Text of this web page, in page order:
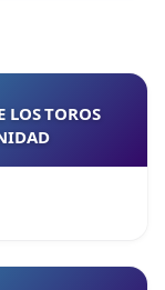
LOS TOROS